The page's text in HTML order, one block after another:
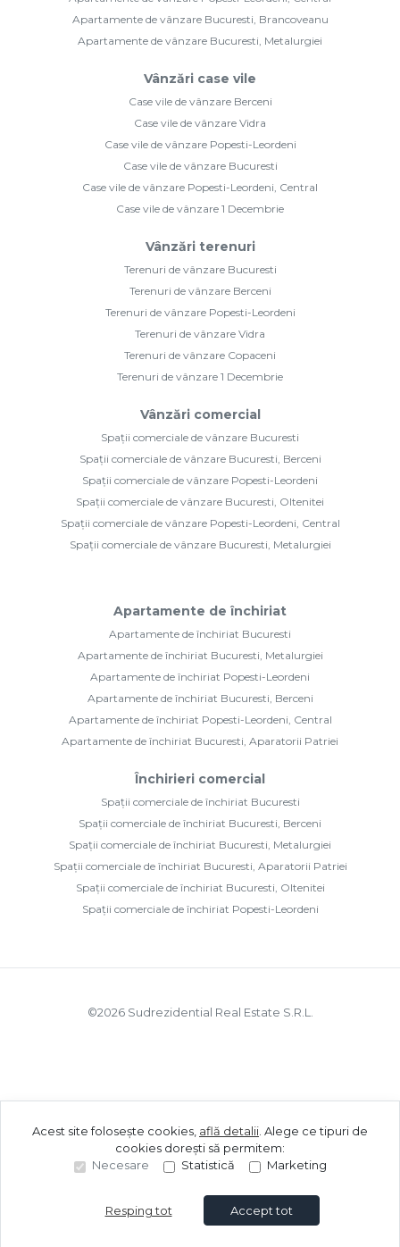
Apartamente de vânzare Bucuresti, Brancoveanu
Apartamente de vânzare Bucuresti, Metalurgiei
Vânzări case vile
Case vile de vânzare Berceni
Case vile de vânzare Vidra
Case vile de vânzare Popesti-Leordeni
Case vile de vânzare Bucuresti
Case vile de vânzare Popesti-Leordeni, Central
Case vile de vânzare 1 Decembrie
Vânzări terenuri
Terenuri de vânzare Bucuresti
Terenuri de vânzare Berceni
Terenuri de vânzare Popesti-Leordeni
Terenuri de vânzare Vidra
Terenuri de vânzare Copaceni
Terenuri de vânzare 1 Decembrie
Vânzări comercial
Spații comerciale de vânzare Bucuresti
Spații comerciale de vânzare Bucuresti, Berceni
Spații comerciale de vânzare Popesti-Leordeni
Spații comerciale de vânzare Bucuresti, Oltenitei
Spații comerciale de vânzare Popesti-Leordeni, Central
Spații comerciale de vânzare Bucuresti, Metalurgiei
Apartamente de închiriat
Apartamente de închiriat Bucuresti
Apartamente de închiriat Bucuresti, Metalurgiei
Apartamente de închiriat Popesti-Leordeni
Apartamente de închiriat Bucuresti, Berceni
Apartamente de închiriat Popesti-Leordeni, Central
Apartamente de închiriat Bucuresti, Aparatorii Patriei
Închirieri comercial
Spații comerciale de închiriat Bucuresti
Spații comerciale de închiriat Bucuresti, Berceni
Spații comerciale de închiriat Bucuresti, Metalurgiei
Spații comerciale de închiriat Bucuresti, Aparatorii Patriei
Spații comerciale de închiriat Bucuresti, Oltenitei
Spații comerciale de închiriat Popesti-Leordeni
©2026Sudrezidential Real Estate S.R.L.
Acest site folosește cookies, află detalii Alege ce tipuri de
cookies dorești să permitem:
Necesare
Statistică Marketing
Resping tot Accept tot